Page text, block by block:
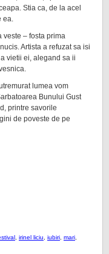
Stia ca, de la acel
ea.
veste – fosta prima
Artista a refuzat sa isi
vietii ei, alegand sa ii
lumea vom
Bunului Gust
printre savorile
de poveste de pe
irinel liciu iubiri mari